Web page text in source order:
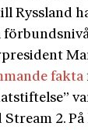
Ryssland
fakta
2.